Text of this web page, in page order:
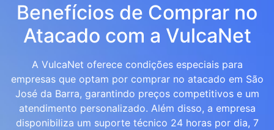
Benefícios de Comprar no
Atacado com a VulcaNet
A VulcaNet oferece condições especiais para
empresas que optam por comprar no atacado em São
José da Barra, garantindo preços competitivos e um
atendimento personalizado. Além disso, a empresa
disponibiliza um suporte técnico 24 horas por dia, 7